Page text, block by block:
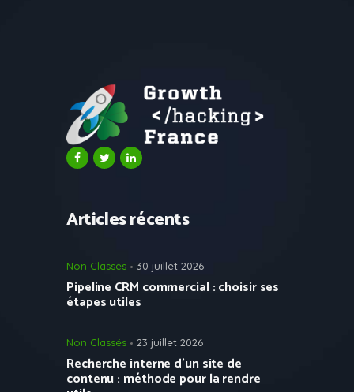
Articles récents
Non Classés 30 juillet 2026
Pipeline CRM commercial : choisir ses
étapes utiles
Non Classés 23 juillet 2026
Recherche interne d’un site de
contenu : méthode pour la rendre